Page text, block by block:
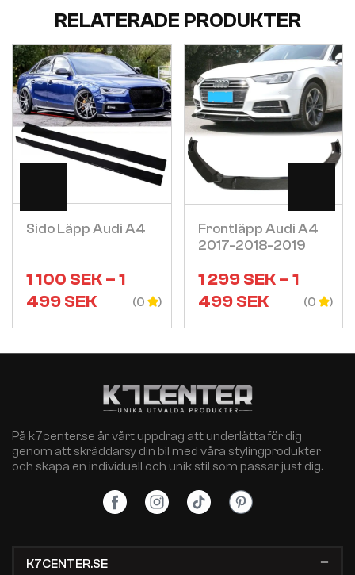
RELATERADE PRODUKTER
Sido Läpp Audi A4
1 100 SEK–1
499SEK (0
Visa
Frontläpp Audi A4
2017-2018-2019
1 299SEK –1
499SEK (0
Visa
På k7center.se är vårt uppdrag att underlätta för dig
genom att skräddarsy din bil med våra stylingprodukter
och skapa en individuell och unik stil som passar just dig.
K7CENTER.SE